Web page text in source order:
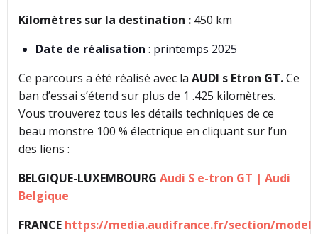
Kilomètres sur la destination : 450 km
Date de réalisation : printemps 2025
Ce parcours a été réalisé avec la AUDI s Etron GT.Ce
ban d’essai s’étend sur plus de 1 .425 kilomètres.
Vous trouverez tous les détails techniques de ce
beau monstre 100 % électrique en cliquant sur l’un
des liens :
BELGIQUE-LUXEMBOURG Audi S e-tron GT | Audi
Belgique
FRANCE https://media.audifrance.fr/section/